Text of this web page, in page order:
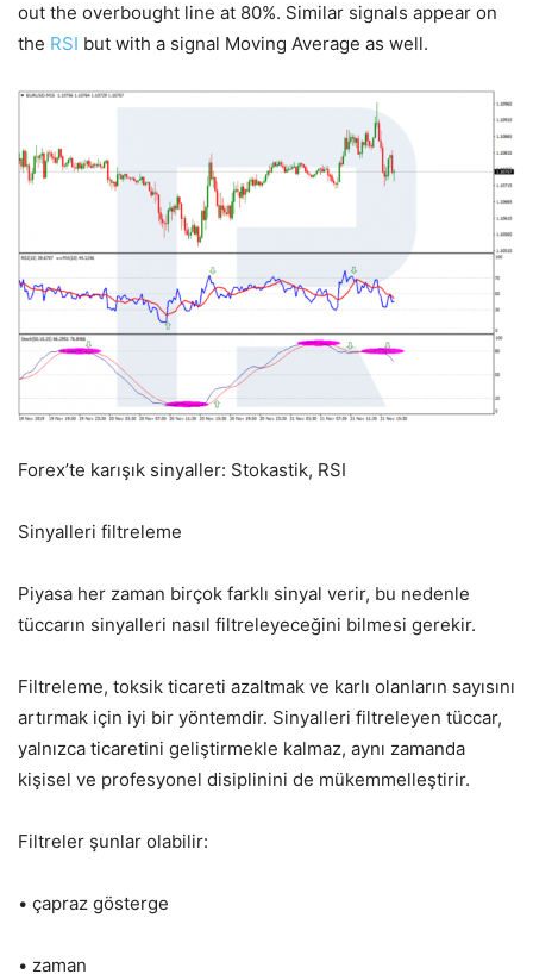
out the overbought line at 80%. Similar signals appear on
the RSI but with a signal Moving Average as well.
Forex’te karışık sinyaller: Stokastik, RSI
Sinyalleri filtreleme
Piyasa her zaman birçok farklı sinyal verir, bu nedenle
tüccarın sinyalleri nasıl filtreleyeceğini bilmesi gerekir.
Filtreleme, toksik ticareti azaltmak ve karlı olanların sayısını
artırmak için iyi bir yöntemdir. Sinyalleri filtreleyen tüccar,
yalnızca ticaretini geliştirmekle kalmaz, aynı zamanda
kişisel ve profesyonel disiplinini de mükemmelleştirir.
Filtreler şunlar olabilir:
• çapraz gösterge
• zaman